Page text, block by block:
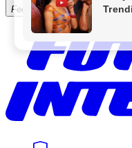
Fechar Menu